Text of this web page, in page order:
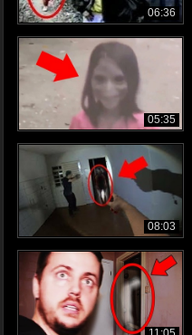
06:36
05:35
08:03